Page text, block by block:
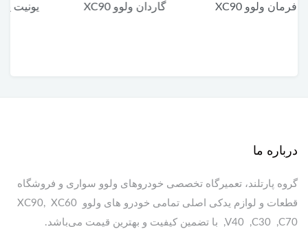
گاردان ولوو XC90
یونیت پایین چراغ جلو ولوو
درباره ما
گروه پارتلند، تعمیرگاه تخصصی خودروهای ولوو سواری و فروشگاه
قطعات و لوازم یدکی اصلی تمامی خودرو های ولوو XC90, XC60
,V40 ,C30 ,C70 با تضمین کیفیت و بهترین قیمت می‌باشد.